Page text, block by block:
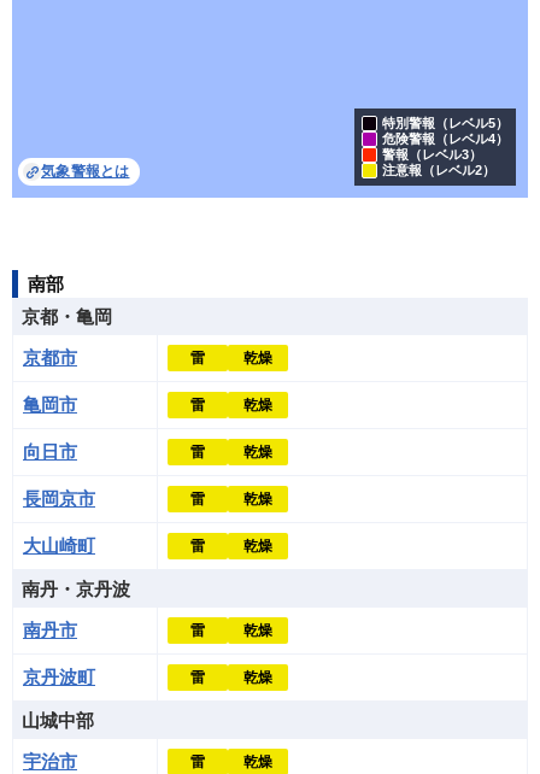
特別警報（レベル5）
危険警報（レベル4）
警報（レベル3）
注意報（レベル2）
気象警報とは
南部
京都・亀岡
京都市
雷 乾燥
亀岡市 雷 乾燥
向日市 雷 乾燥
長岡京市 雷 乾燥
大山崎町 雷 乾燥
南丹・京丹波
南丹市
雷 乾燥
京丹波町 雷 乾燥
山城中部
宇治市
雷 乾燥